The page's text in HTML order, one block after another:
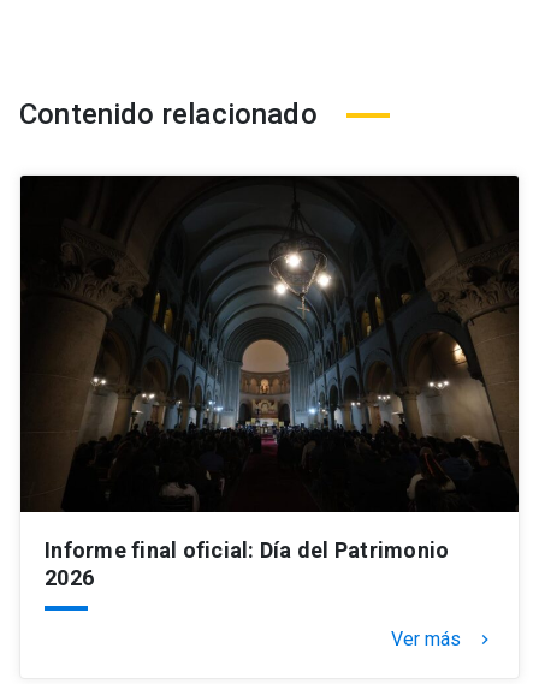
Contenido relacionado
Informe final oficial: Día del Patrimonio
2026
Ver más keyboard_arrow_right